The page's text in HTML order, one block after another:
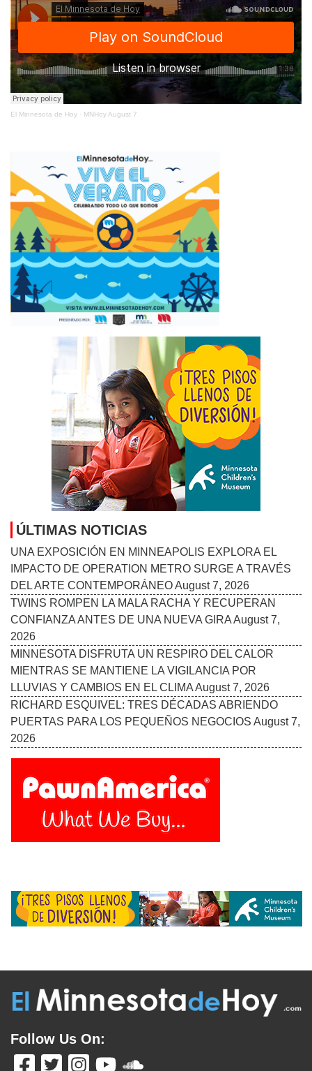
El Minnesota de Hoy · MNHoy August 7
ÚLTIMAS NOTICIAS
UNA EXPOSICIÓN EN MINNEAPOLIS EXPLORA EL
IMPACTO DE OPERATION METRO SURGE A TRAVÉS
DEL ARTE CONTEMPORÁNEOAugust 7, 2026
TWINS ROMPEN LA MALA RACHA Y RECUPERAN
CONFIANZA ANTES DE UNA NUEVA GIRAAugust 7,
2026
MINNESOTA DISFRUTA UN RESPIRO DEL CALOR
MIENTRAS SE MANTIENE LA VIGILANCIA POR
LLUVIAS Y CAMBIOS EN EL CLIMAAugust 7, 2026
RICHARD ESQUIVEL: TRES DÉCADAS ABRIENDO
PUERTAS PARA LOS PEQUEÑOS NEGOCIOS August 7,
2026
Follow Us On: